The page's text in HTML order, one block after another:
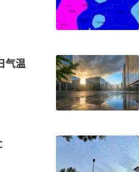
气温